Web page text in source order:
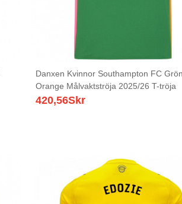
Danxen Kvinnor Southampton FC Grön
Orange Målvaktströja 2025/26 T-tröja
420,56Skr